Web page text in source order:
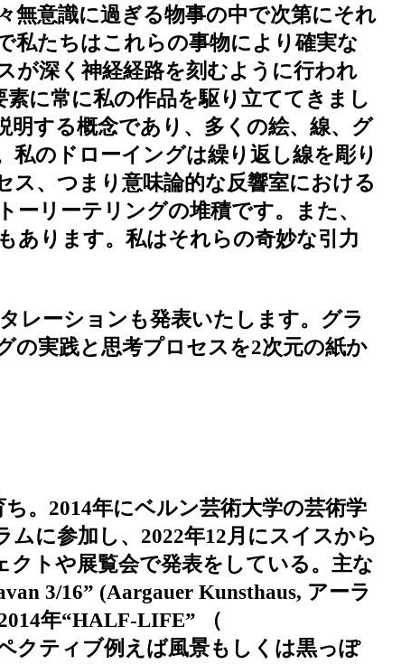
無意識に過ぎる物事の中で次第にそれ
私たちはこれらの事物により確実な
が深く神経経路を刻むように行われ
に常に私の作品を駆り立ててきまし
する概念であり、多くの絵、線、グ
私のドローイングは繰り返し線を彫り
、つまり意味論的な反響室における
リーテリングの堆積です。また、
あります。私はそれらの奇妙な引力
レーションも発表いたします。グラ
の実践と思考プロセスを2次元の紙か
。2014年にベルン芸術大学の芸術学
ムに参加し、2022年12月にスイスから
クトや展覧会で発表をしている。主な
3/16” (Aargauer Kunsthaus, アーラ
年“HALF-LIFE” （
クティブ例えば風景もしくは黒っぽ